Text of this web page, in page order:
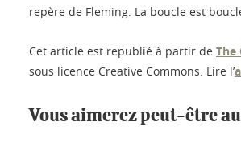
repère de Fleming. La boucle est
Cet article est republié à partir de The
sous licence Creative Commons. Lire l’
Vous aimerez peut-être